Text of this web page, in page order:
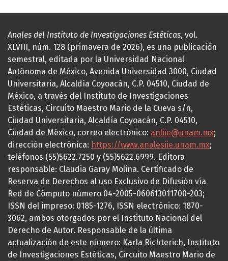
Anales del Instituto de Investigaciones Estéticas, vol.
XLVIII, núm. 128 (primavera de 2026), es una publicación
semestral, editada por la Universidad Nacional
Autónoma de México, Avenida Universidad 3000, Ciudad
Universitaria, Alcaldía Coyoacán, C.P. 04510, Ciudad de
México, a través del Instituto de Investigaciones
Estéticas, Circuito Maestro Mario de la Cueva s/n,
Ciudad Universitaria, Alcaldía Coyoacán, C.P. 04510,
Ciudad de México, correo electrónico: anliie@unam.mx;
dirección electrónica: https://www.analesiie.unam.mx;
teléfonos (55)5622.7250 y (55)5622.6999. Editora
responsable: Claudia Garay Molina. Certificado de
Reserva de Derechos al uso Exclusivo de Difusión vía
Red de Cómputo número 04-2005-060613011700-203;
ISSN del impreso: 0185-1276, ISSN electrónico: 1870-
3062, ambos otorgados por el Instituto Nacional del
Derecho de Autor. Responsable de la última
actualización de este número: Karla Richterich, Instituto
de Investigaciones Estéticas, Circuito Maestro Mario de